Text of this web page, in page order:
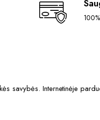
savybės. Internetinėje